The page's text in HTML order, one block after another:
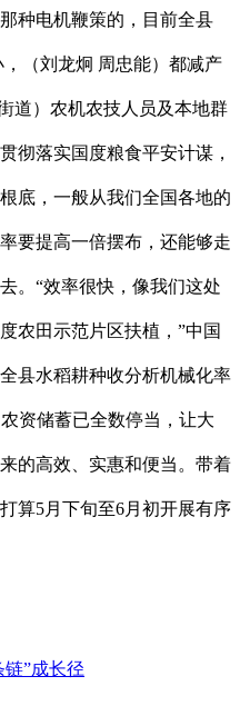
种电机鞭策的，目前全县
（刘龙炯 周忠能）都减产
道）农机农技人员及本地群
彻落实国度粮食平安计谋，
底，一般从我们全国各地的
要提高一倍摆布，还能够走
。“效率很快，像我们这处
农田示范片区扶植，”中国
县水稻耕种收分析机械化率
资储蓄已全数停当，让大
的高效、实惠和便当。带着
算5月下旬至6月初开展有序
链”成长径